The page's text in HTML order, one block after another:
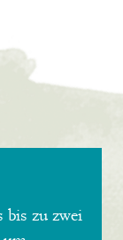
bis zu zwei